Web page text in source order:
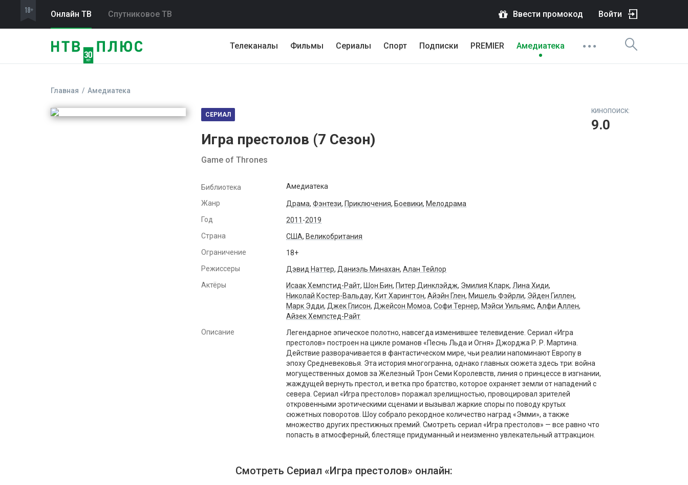
Онлайн ТВ Спутниковое ТВ Ввести промокод Войти
Телеканалы Фильмы Сериалы Спорт Подписки PREMIER Амедиатека
Главная Амедиатека
СЕРИАЛ
Игра престолов (7 Сезон)
Game of Thrones
Библиотека Амедиатека
Жанр Драма, Фэнтези, Приключения, Боевики, Мелодрама
Год
2011 -2019
Страна
США, Великобритания
Ограничение
18+
Режиссеры
Дэвид Наттер, Даниэль Минахан, Алан Тейлор
Актёры
Исаак Хемпстид-Райт, Шон Бин, Питер Динклэйдж, Эмилия Кларк, Лина Хиди,
Николай Костер-Вальдау, Кит Харингтон, Айэйн Глен, Мишель Фэйрли, Эйден Гиллен,
Марк Эдди, Джек Глисон, Джейсон Момоа, Софи Тернер, Мэйси Уильямс, Алфи Аллен,
Айзек Хемпстед-Райт
Описание
Легендарное эпическое полотно, навсегда изменившее телевидение. Сериал «Игра
престолов» построен на цикле романов «Песнь Льда и Огня» Джорджа Р. Р. Мартина.
Действие разворачивается в фантастическом мире, чьи реалии напоминают Европу в
эпоху Средневековья. Эта история многогранна, однако главных сюжета здесь три: война
могущественных домов за Железный Трон Семи Королевств, линия о принцессе в изгнании,
жаждущей вернуть престол, и ветка про братство, которое охраняет земли от нападений с
севера. Сериал «Игра престолов» поражал зрелищностью, провоцировал зрителей
откровенными эротическими сценами и вызывал жаркие споры по поводу крутых
сюжетных поворотов. Шоу собрало рекордное количество наград «Эмми», а также
множество других престижных премий. Смотреть сериал «Игра престолов» — все равно что
попасть в атмосферный, блестяще придуманный и неизменно увлекательный аттракцион.
КИНОПОИСК:
9.0
Смотреть Сериал «Игра престолов» онлайн: